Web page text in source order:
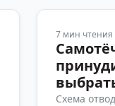
7 мин чтения
Схема